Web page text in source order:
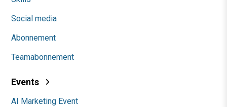
Social media
Abonnement
Teamabonnement
Events
AI Marketing Event